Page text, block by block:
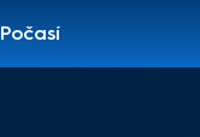
Počasí